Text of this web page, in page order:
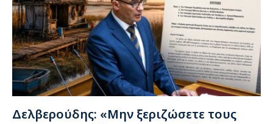
Δελβερούδης: «Μην ξεριζώσετε τους